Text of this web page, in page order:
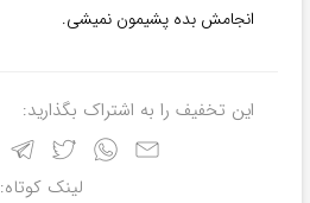
انجامش بده پشیمون نمیشی.
این تخفیف را به اشتراک بگذارید:
لینک کوتاه: